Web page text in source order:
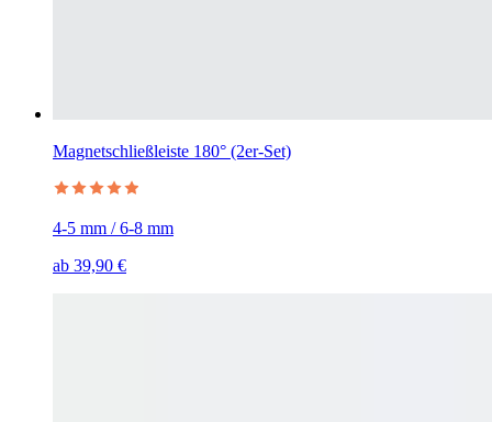
Magnetschließleiste 180° (2er-Set)
4-5 mm / 6-8 mm
ab 39,90 €